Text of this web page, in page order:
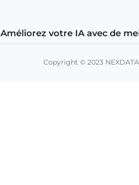
Améliorez votre IA avec de
Copyright © 2023 NEXDATA